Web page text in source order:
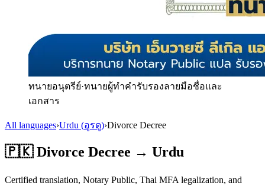
ทนายอนุตรีย์·ทนายผู้ทำคำรับรองลายมือชื่อและ
เอกสาร
All languages›Urdu (อูรดู)›Divorce Decree
🇵🇰 Divorce Decree → Urdu
Certified translation, Notary Public, Thai MFA legalization, and